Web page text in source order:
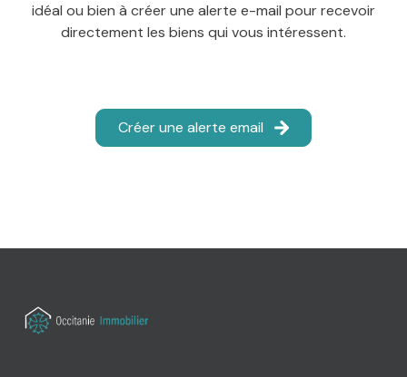
idéal ou bien à créer une alerte e-mail pour recevoir
directement les biens qui vous intéressent.
Créer une alerte email